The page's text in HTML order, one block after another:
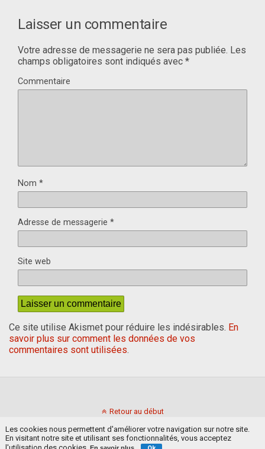
Laisser un commentaire
Votre adresse de messagerie ne sera pas publiée. Les
champs obligatoires sont indiqués avec *
Commentaire
Nom *
Adresse de messagerie *
Site web
Ce site utilise Akismet pour réduire les indésirables. En
savoir plus sur comment les données de vos
commentaires sont utilisées.
Retour au début
Mobile Bureau
Les cookies nous permettent d'améliorer votre navigation sur notre site.
En visitant notre site et utilisant ses fonctionnalités, vous acceptez